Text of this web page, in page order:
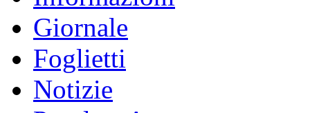
Giornale
Foglietti
Notizie